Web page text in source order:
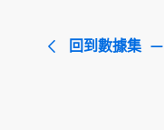
回到數據集